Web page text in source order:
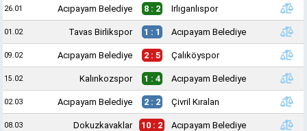
26.01 Acıpayam Belediye 8 : 2 Irlıganlıspor
01.02 Tavas Birlikspor 1 : 1 Acıpayam Belediye
09.02 Acıpayam Belediye 2 : 5 Çalıköyspor
15.02 Kalınkozspor 1 : 4 Acıpayam Belediye
02.03 Acıpayam Belediye 2 : 2 Çivril Kıralan
08.03 Dokuzkavaklar 10 : 2 Acıpayam Belediye